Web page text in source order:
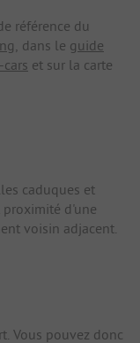
référence du
, dans le guide
et sur la carte
caduques et
proximité d'une
voisin adjacent.
Vous pouvez donc